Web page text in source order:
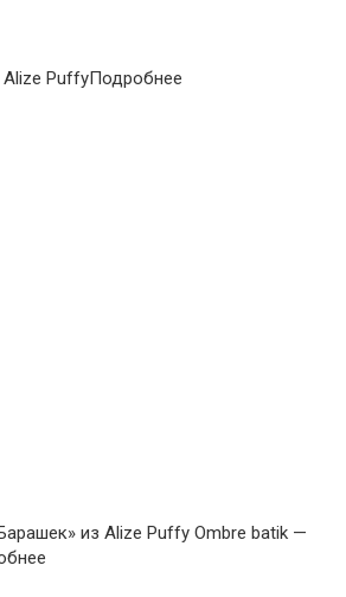
PuffyПодробнее
из Alize Puffy Ombre batik —